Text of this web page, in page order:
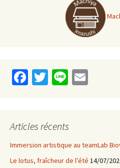
Fa
o
o
k
T
er
Li
Articles récents
Immersion artistique au teamLab
Le lotus, fraîcheur de l’été 14/07/